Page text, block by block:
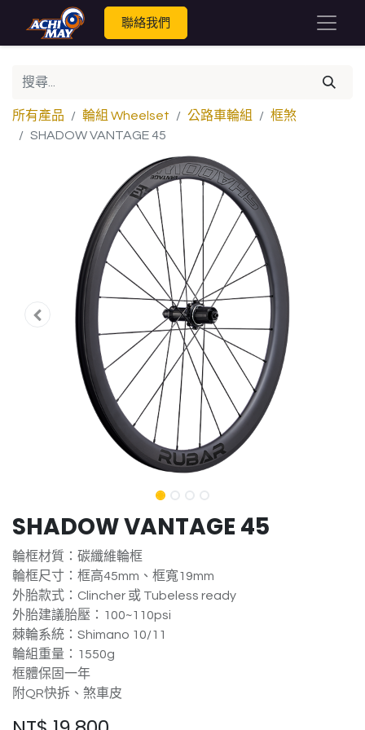
聯絡我們
所有產品 輪組 Wheelset 公路車輪組
框煞
SHADOW VANTAGE 45
SHADOW VANTAGE 45
輪框材質：碳纖維輪框
輪框尺寸：框高45mm、框寬19mm
外胎款式：Clincher 或 Tubeless ready
外胎建議胎壓：100~110psi
棘輪系統：Shimano 10/11
輪組重量：1550g
框體保固一年
附QR快拆、煞車皮